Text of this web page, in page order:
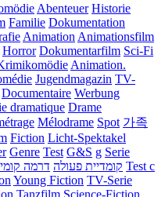
Abenteuer Historie
Familie Dokumentation
Animation Animationsfilm
Horror Dokumentarfilm Sci-Fi
Animation.
Jugendmagazin TV-
Documentaire Werbung
dramatique Drame
Mélodrame Spot 가족
Fiction Licht-Spektakel
Genre Test G&S g Serie
קומדיית פעולה דרמה
Test c
Young Fiction TV-Serie
Tanzfilm Science-Fiction